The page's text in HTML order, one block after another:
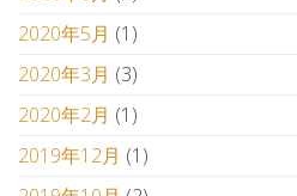
2020年5月 (1)
2020年3月 (3)
2020年2月 (1)
2019年12月 (1)